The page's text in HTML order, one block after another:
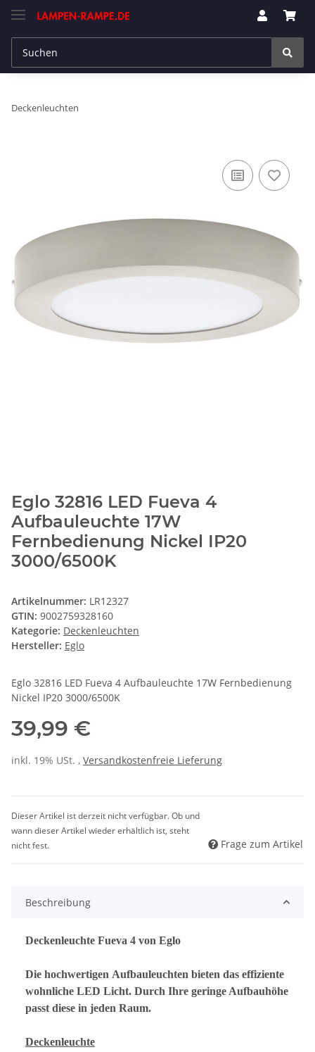
Deckenleuchten
Eglo 32816 LED Fueva 4
Aufbauleuchte 17W
Fernbedienung Nickel IP20
3000/6500K
Artikelnummer: LR12327
GTIN: 9002759328160
Kategorie: Deckenleuchten
Hersteller: Eglo
Eglo 32816 LED Fueva 4 Aufbauleuchte 17W Fernbedienung
Nickel IP20 3000/6500K
39,99 €
inkl. 19% USt. , Versandkostenfreie Lieferung
Dieser Artikel ist derzeit nicht verfügbar. Ob und
wann dieser Artikel wieder erhältlich ist, steht
nicht fest.
Frage zum Artikel
Beschreibung
Deckenleuchte Fueva 4 von Eglo
Die hochwertigen Aufbauleuchten bieten das effiziente
wohnliche LED Licht. Durch Ihre geringe Aufbauhöhe
passt diese in jeden Raum.
Deckenleuchte